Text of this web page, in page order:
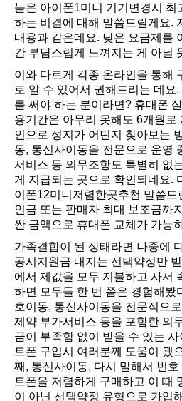
늘은 아이폰1미니 기기변경시 최
하는 비결에 대해 말씀드릴게요.
내용과 같은데요. 낮은 요금제를
간 부담스럽게 느껴지는 게 아닐
이와 다르게 각종 온라인을 통해
로 알 수 있어서 권해드리는 데요
를 써야 하는 분이라면? 휴대폰
용기간은 아무리 못해도 6개월로
인으로 성지가 어딘지 찾아보는
동, 통신사이동을 전문으로 운영
서비스 등 의무조항도 특별히 없
게 지급되는 곳으로 확인되네요.
이폰12미니저렴한곳추천 말씀
인금 또는 판매자 최대 보조금까
싼 금액으로 휴대폰 교체가 가능
가족결합이 된 상태라면 나중에
공시지원금 내지는 선택약정만
에서 제값을 모두 지불하고 사서
하면 모두들 한 번 쯤은 경험해봤
호이동, 통신사이동을 전문적으
제약 부가서비스 등을 포함한 의
금이 부족함 없이 받을 수 있는
트폰 구입시 여러분께 도움이 됐
째, 통신사이동, 다시 말해서 번
트폰을 저렴하게 구매하고 이 때
이 아닌 선택약정 유형으로 가입